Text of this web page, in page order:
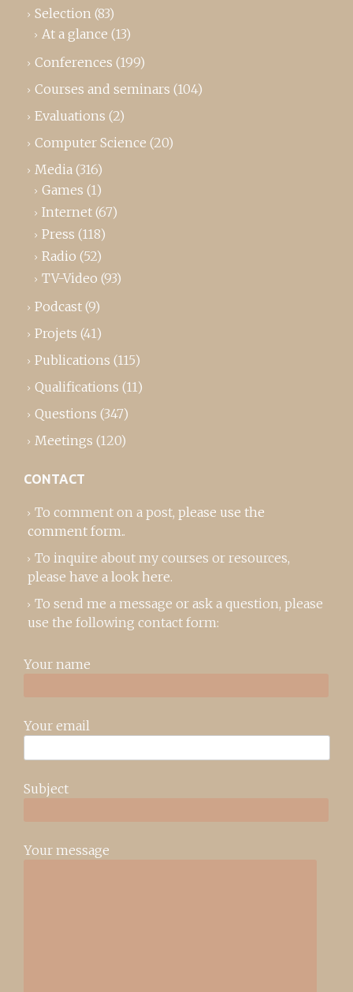
Selection (83)
At a glance (13)
Conferences (199)
Courses and seminars (104)
Evaluations (2)
Computer Science (20)
Media (316)
Games (1)
Internet (67)
Press (118)
Radio (52)
TV-Video (93)
Podcast (9)
Projets (41)
Publications (115)
Qualifications (11)
Questions (347)
Meetings (120)
CONTACT
To comment on a post, please use the
comment form..
To inquire about my courses or resources,
please have a look here.
To send me a message or ask a question, please
use the following contact form:
Your name
Your email
Subject
Your message